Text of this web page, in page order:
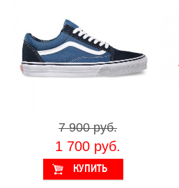
7 900 руб.
1 700 руб.